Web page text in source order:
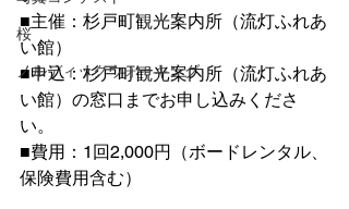
桜
ノルディックウォーキング
■主催：杉戸町観光案内所（流灯ふれあ
い館）
■申込：杉戸町観光案内所（流灯ふれあ
い館）の窓口までお申し込みくださ
い。
■費用：1回2,000円（ボードレンタル、
保険費用含む）